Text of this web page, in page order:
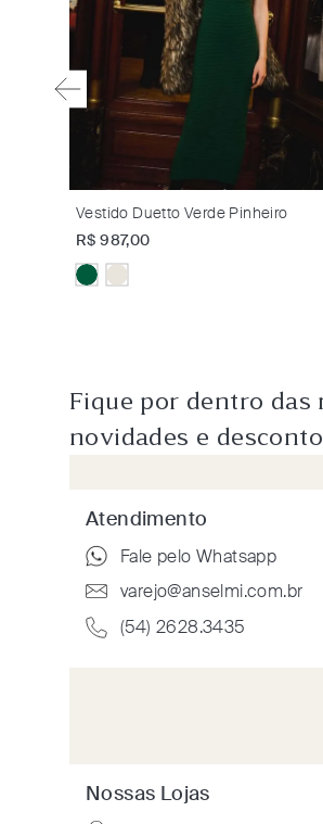
Vestido Duetto Verde Pinheiro
R$ 987,00
Fique por dentro das
novidades e
Atendimento
Fale pelo Whatsapp
varejo@anselmi.com.br
(54) 2628.3435
Nossas Lojas